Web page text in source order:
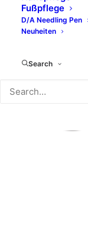
Fußpflege
D/A Needling Pen
Neuheiten
Search